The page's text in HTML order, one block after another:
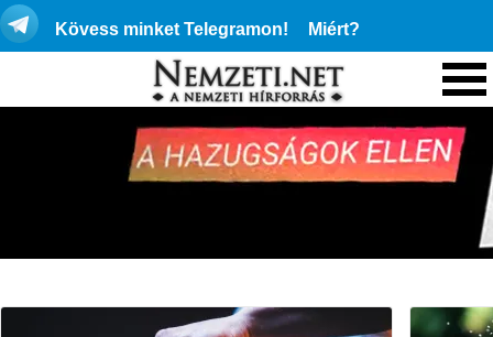
Kövess minket Telegramon! Miért?